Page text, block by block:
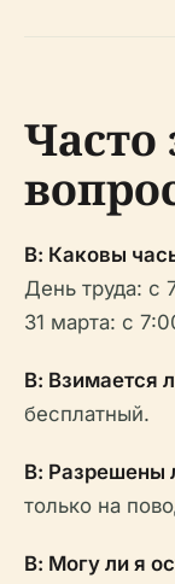
Часто
В: Каковы
День труда: с
31 марта: с
В: Взимается
бесплатный.
В: Разрешены
только на
В: Могу ли я